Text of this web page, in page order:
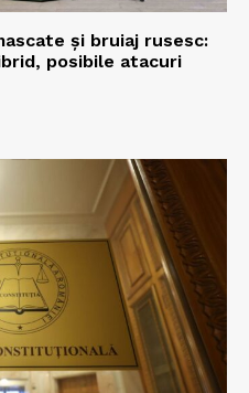
și bruiaj rusesc:
posibile atacuri